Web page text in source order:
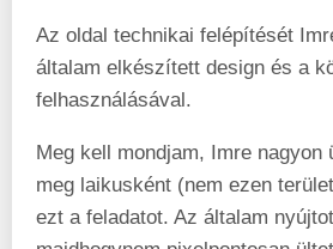
Az oldal technikai felépítését
általam elkészített design és a
felhasználásával.
Meg kell mondjam, Imre nagyon
meg laikusként (nem ezen
ezt a feladatot. Az általam